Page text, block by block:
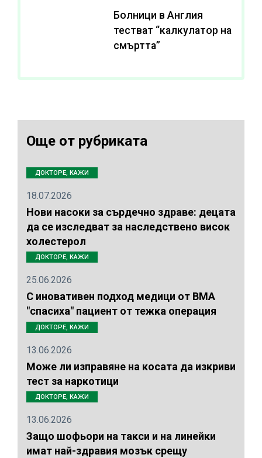
Болници в Англия
тестват “калкулатор на
смъртта”
Още от рубриката
ДОКТОРЕ, КАЖИ
18.07.2026
Нови насоки за сърдечно здраве: децата
да се изследват за наследствено висок
холестерол
ДОКТОРЕ, КАЖИ
25.06.2026
С иновативен подход медици от ВМА
"спасиха" пациент от тежка операция
ДОКТОРЕ, КАЖИ
13.06.2026
Може ли изправяне на косата да изкриви
тест за наркотици
ДОКТОРЕ, КАЖИ
13.06.2026
Защо шофьори на такси и на линейки
имат най-здравия мозък срещу